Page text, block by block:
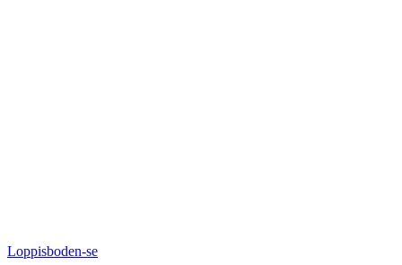
Loppisboden-se